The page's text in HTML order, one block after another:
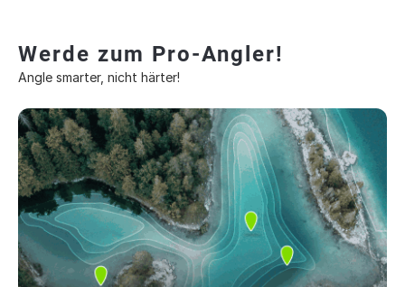
Werde zum Pro-Angler!
Angle smarter, nicht härter!